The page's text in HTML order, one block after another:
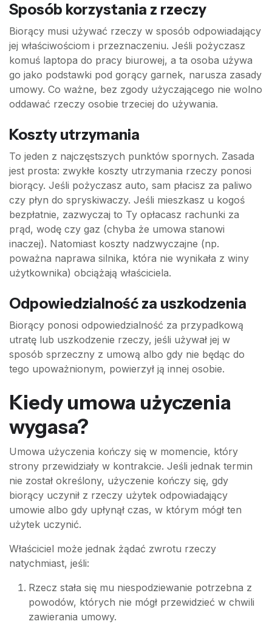
Sposób korzystania z rzeczy
Biorący musi używać rzeczy w sposób odpowiadający
jej właściwościom i przeznaczeniu. Jeśli pożyczasz
komuś laptopa do pracy biurowej, a ta osoba używa
go jako podstawki pod gorący garnek, narusza zasady
umowy. Co ważne, bez zgody użyczającego nie wolno
oddawać rzeczy osobie trzeciej do używania.
Koszty utrzymania
To jeden z najczęstszych punktów spornych. Zasada
jest prosta: zwykłe koszty utrzymania rzeczy ponosi
biorący. Jeśli pożyczasz auto, sam płacisz za paliwo
czy płyn do spryskiwaczy. Jeśli mieszkasz u kogoś
bezpłatnie, zazwyczaj to Ty opłacasz rachunki za
prąd, wodę czy gaz (chyba że umowa stanowi
inaczej). Natomiast koszty nadzwyczajne (np.
poważna naprawa silnika, która nie wynikała z winy
użytkownika) obciążają właściciela.
Odpowiedzialność za uszkodzenia
Biorący ponosi odpowiedzialność za przypadkową
utratę lub uszkodzenie rzeczy, jeśli używał jej w
sposób sprzeczny z umową albo gdy nie będąc do
tego upoważnionym, powierzył ją innej osobie.
Kiedy umowa użyczenia
wygasa?
Umowa użyczenia kończy się w momencie, który
strony przewidziały w kontrakcie. Jeśli jednak termin
nie został określony, użyczenie kończy się, gdy
biorący uczynił z rzeczy użytek odpowiadający
umowie albo gdy upłynął czas, w którym mógł ten
użytek uczynić.
Właściciel może jednak żądać zwrotu rzeczy
natychmiast, jeśli:
Rzecz stała się mu niespodziewanie potrzebna z
powodów, których nie mógł przewidzieć w chwili
zawierania umowy.